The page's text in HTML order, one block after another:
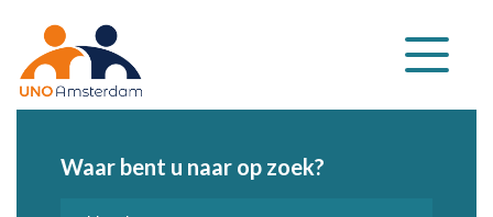
Klap
navigatie
Waar bent u naar op zoek?